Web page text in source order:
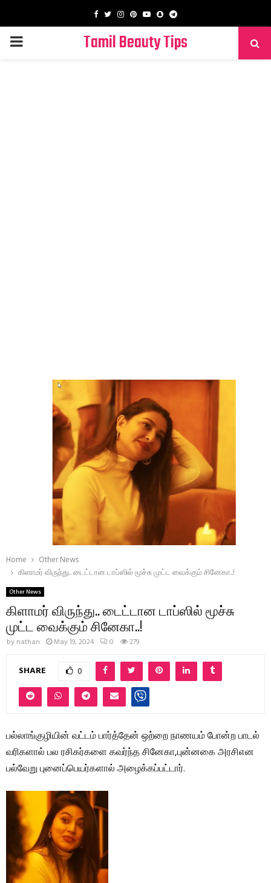
Facebook
TwitterInstagram
PinterestYoutube
SnapchatTelegram
PRIMARY
Tamil Beauty Tips
Home
Other News
கிளாமர் விருந்து.. டைட்டான டாப்ஸில் மூச்சு முட்ட வைக்கும் சினேகா..!
Other News
கிளாமர் விருந்து.. டைட்டான டாப்ஸில் மூச்சு
முட்ட வைக்கும் சினேகா..!
by nathan May 19, 2024 0 279
SHARE 0
பல்லாங்குழியின் வட்டம் பார்த்தேன் ஒற்றை நாணயம் போன்ற பாடல்
வரிகளால் பல ரசிகர்களை கவர்ந்த சினேகா,புன்னகை அரசிஎன
பல்வேறு புனைப்பெயர்களால் அழைக்கப்பட்டார்.